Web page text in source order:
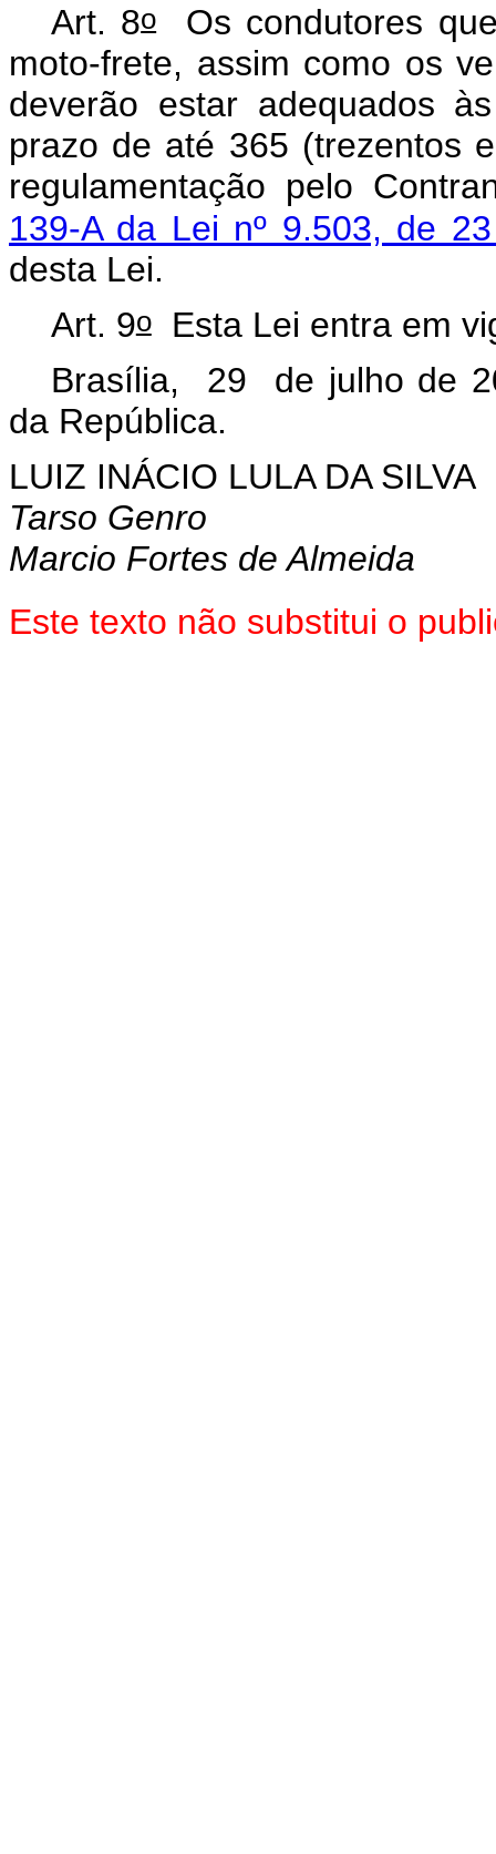
Art. 8oOs condutores
moto-frete, assim como os
deverão estar adequados
prazo de até 365 (trezentos
regulamentação pelo
139-A da Lei nº 9.503, de
desta Lei.
Art. 9oEsta Lei entra em
Brasília, 29 de julho de
da República.
LUIZ INÁCIO LULA DA SILVA
Tarso Genro
Marcio Fortes de Almeida
Este texto não substitui o